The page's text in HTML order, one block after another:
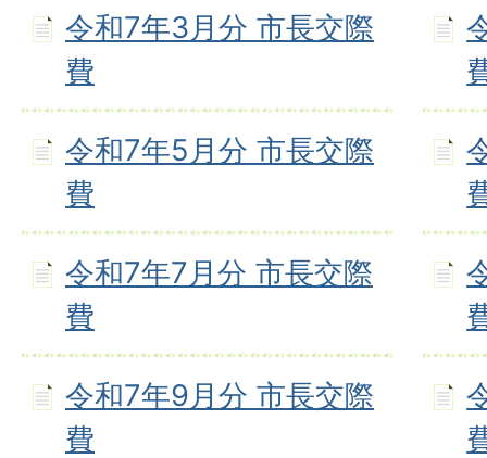
令和7年3月分 市長交際
費
令和7年5月分 市長交際
費
令和7年7月分 市長交際
費
令和7年9月分 市長交際
費